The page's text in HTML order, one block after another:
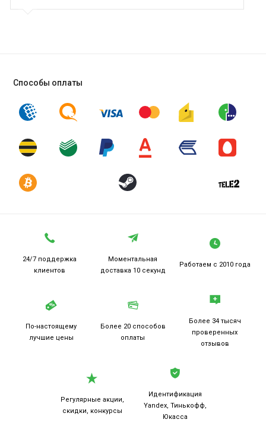
Способы оплаты
24/7 поддержка
клиентов
Моментальная
доставка 10 секунд
Работаем с 2010 года
По-настоящему
лучшие цены
Более 20 способов
оплаты
Более 34 тысяч
проверенных
отзывов
Регулярные акции,
скидки, конкурсы
Идентификация
Yandex, Тинькофф,
Юкасса